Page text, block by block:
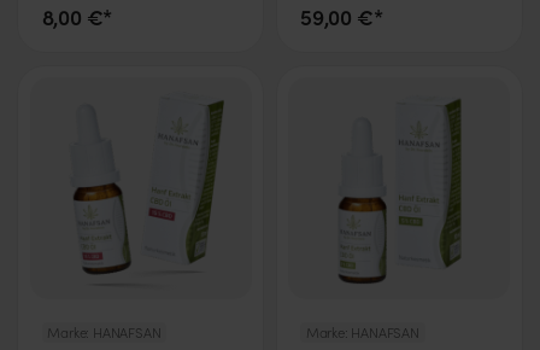
8,00 €* 59,00 €*
Marke: HANAFSAN Marke: HANAFSAN